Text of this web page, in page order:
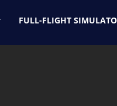
FULL-FLIGHT